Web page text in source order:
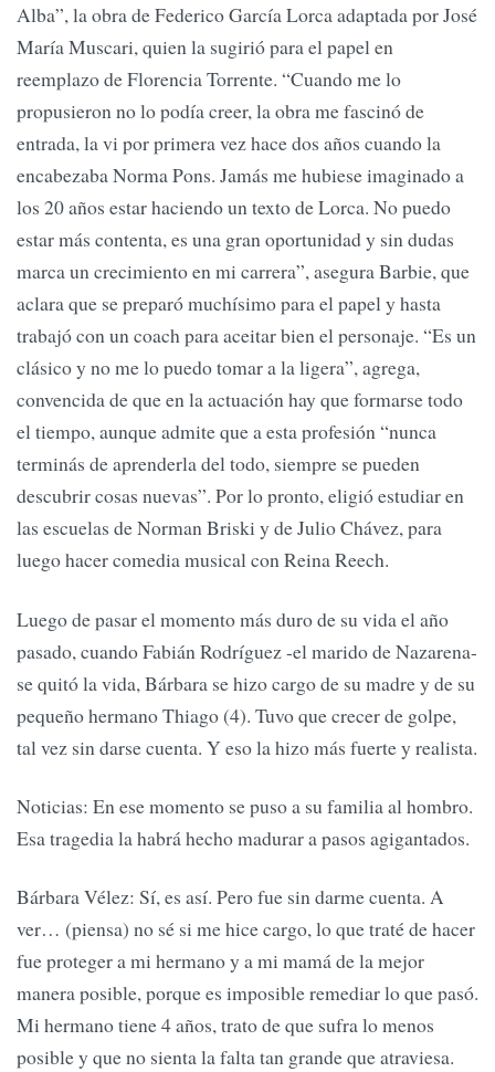
Alba”, la obra de Federico García Lorca adaptada por José
María Muscari, quien la sugirió para el papel en
reemplazo de Florencia Torrente. “Cuando me lo
propusieron no lo podía creer, la obra me fascinó de
entrada, la vi por primera vez hace dos años cuando la
encabezaba Norma Pons. Jamás me hubiese imaginado a
los 20 años estar haciendo un texto de Lorca. No puedo
estar más contenta, es una gran oportunidad y sin dudas
marca un crecimiento en mi carrera”, asegura Barbie, que
aclara que se preparó muchísimo para el papel y hasta
trabajó con un coach para aceitar bien el personaje. “Es un
clásico y no me lo puedo tomar a la ligera”, agrega,
convencida de que en la actuación hay que formarse todo
el tiempo, aunque admite que a esta profesión “nunca
terminás de aprenderla del todo, siempre se pueden
descubrir cosas nuevas”. Por lo pronto, eligió estudiar en
las escuelas de Norman Briski y de Julio Chávez, para
luego hacer comedia musical con Reina Reech.
Luego de pasar el momento más duro de su vida el año
pasado, cuando Fabián Rodríguez -el marido de Nazarena-
se quitó la vida, Bárbara se hizo cargo de su madre y de su
pequeño hermano Thiago (4). Tuvo que crecer de golpe,
tal vez sin darse cuenta. Y eso la hizo más fuerte y realista.
Noticias: En ese momento se puso a su familia al hombro.
Esa tragedia la habrá hecho madurar a pasos agigantados.
Bárbara Vélez: Sí, es así. Pero fue sin darme cuenta. A
ver… (piensa) no sé si me hice cargo, lo que traté de hacer
fue proteger a mi hermano y a mi mamá de la mejor
manera posible, porque es imposible remediar lo que pasó.
Mi hermano tiene 4 años, trato de que sufra lo menos
posible y que no sienta la falta tan grande que atraviesa.